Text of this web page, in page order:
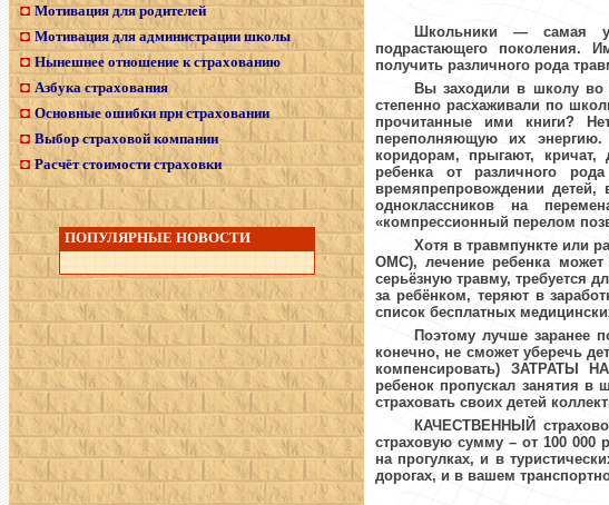
◘ Мотивация для родителей
◘ Мотивация для администрации школы
◘ Нынешнее отношение к страхованию
◘ Азбука страхования
◘ Основные ошибки при страховании
◘Выбор страховой компании
◘Расчёт стоимости страховки
ПОПУЛЯРНЫЕ НОВОСТИ
Школьники — самая
подрастающего поколения.
получить различного рода
Вы заходили в школу во
степенно расхаживали по
прочитанные ими книги?
переполняющую их
коридорам, прыгают,
ребенка от различного
времяпрепровождении детей,
одноклассников на
«компрессионный перелом
Хотя в травмпункте или
ОМС), лечение ребенка
серьёзную травму, требуется
за ребёнком, теряют в
список бесплатных
Поэтому лучше заранее
конечно, не сможет уберечь
компенсировать) ЗАТРАТЫ
ребенок пропускал занятия
страховать своих детей
КАЧЕСТВЕННЫЙ
страховую сумму – от 100 000
на прогулках, и в
дорогах, и в вашем